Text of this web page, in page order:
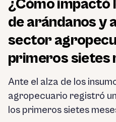
¿Cómo impactó
de arándanos y
sector
primeros sietes
Ante el alza de los
agropecuario registró
los primeros sietes